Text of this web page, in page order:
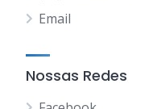
Email
Nossas Redes